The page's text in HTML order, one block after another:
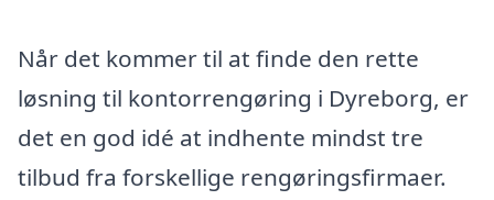
Når det kommer til at finde den rette
løsning til kontorrengøring i Dyreborg, er
det en god idé at indhente mindst tre
tilbud fra forskellige rengøringsfirmaer.